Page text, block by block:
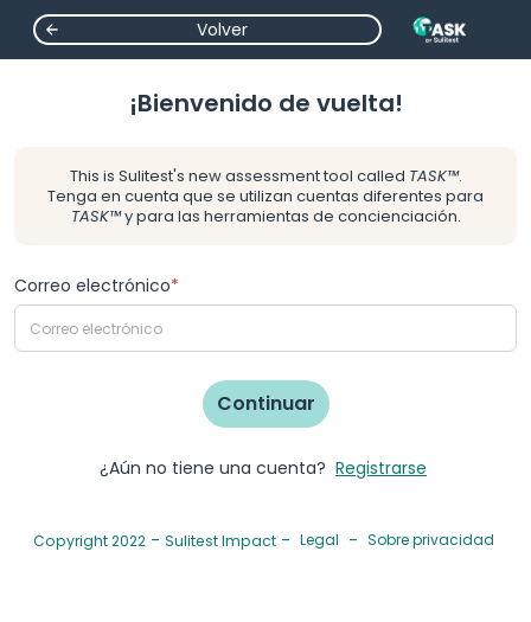
Volver
¡Bienvenido de vuelta!
This is Sulitest's new assessment tool called TASK™.
Tenga en cuenta que se utilizan cuentas diferentes para
TASK™y para las herramientas de concienciación.
Correo electrónico
Continuar
¿Aún no tiene una cuenta? Registrarse
Copyright 2022 Sulitest Impact Legal Sobre privacidad